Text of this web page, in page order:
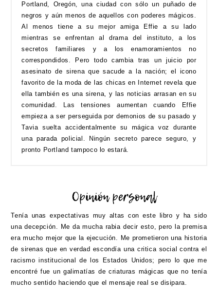
Portland, Oregón, una ciudad con sólo un puñado de
negros y aún menos de aquellos con poderes mágicos.
Al menos tiene a su mejor amiga Effie a su lado
mientras se enfrentan al drama del instituto, a los
secretos familiares y a los enamoramientos no
correspondidos. Pero todo cambia tras un juicio por
asesinato de sirena que sacude a la nación; el icono
favorito de la moda de las chicas en Internet revela que
ella también es una sirena, y las noticias arrasan en su
comunidad. Las tensiones aumentan cuando Effie
empieza a ser perseguida por demonios de su pasado y
Tavia suelta accidentalmente su mágica voz durante
una parada policial. Ningún secreto parece seguro, y
pronto Portland tampoco lo estará.
Tenía unas expectativas muy altas con este libro y ha sido
una decepción. Me da mucha rabia decir esto, pero la premisa
era mucho mejor que la ejecución. Me prometieron una historia
de sirenas que en verdad escondía una critica social contra el
racismo institucional de los Estados Unidos; pero lo que me
encontré fue un galimatías de criaturas mágicas que no tenía
mucho sentido haciendo que el mensaje real se disipara.